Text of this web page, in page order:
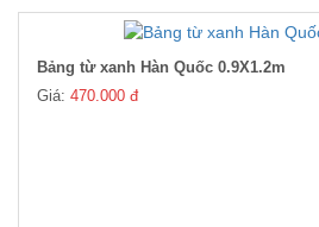
Bảng từ xanh Hàn Quốc 0.9X1.2m
Giá: 470.000 đ